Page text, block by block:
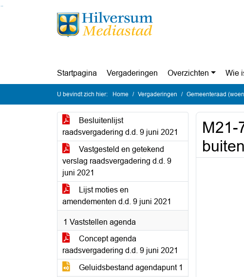
Ga naar de inhoud van deze pagina
Ga naar het zoeken
Ga naar het menu
Startpagina Vergaderingen Overzichten Wie
U bevindt zich hier: Home Vergaderingen Gemeenteraad
Besluitenlijst
raadsvergadering d.d. 9 juni 2021
Vastgesteld en getekend
verslag raadsvergadering d.d. 9
juni 2021
Lijst moties en
amendementen d.d. 9 juni 2021
1 Vaststellen agenda
Concept agenda
raadsvergadering d.d. 9 juni 2021
Geluidsbestand agendapunt 1
M21-